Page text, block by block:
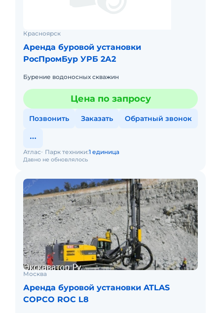
Красноярск
Аренда буровой установки
РосПромБур УРБ 2А2
Бурение водоносных скважин
Цена по запросу
Позвонить Заказать Обратный звонок
Давно не обновлялось
Атлас Парк техники:1 единица
Москва
Аренда буровой установки ATLAS
COPCO ROC L8